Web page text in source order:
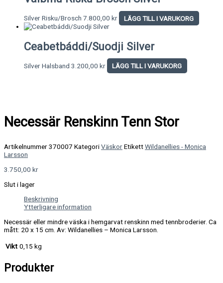
Silver Risku/Brosch 7.800,00 kr LÄGG TILL I VARUKORG
Ceabetbáddi/Suodji Silver
Silver Halsband 3.200,00 kr LÄGG TILL I VARUKORG
Necessär Renskinn Tenn Stor
Artikelnummer370007 KategoriVäskorEtikettWildanellies - Monica
Larsson
3.750,00 kr
Slut i lager
Beskrivning
Ytterligare information
Necessär eller mindre väska i hemgarvat renskinn med tennbroderier. Ca
mått: 20 x 15 cm. Av: Wildanellies – Monica Larsson.
Vikt 0,15 kg
Produkter